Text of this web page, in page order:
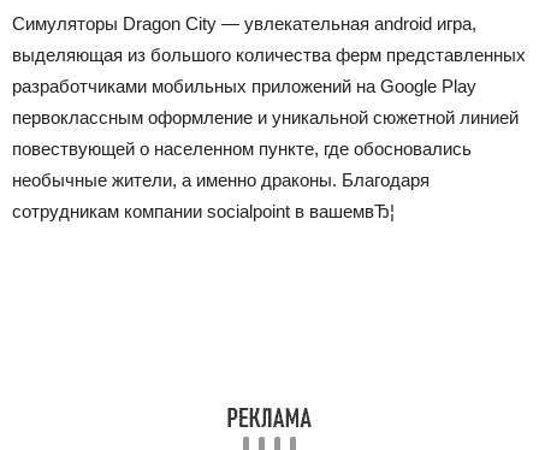
Симуляторы Dragon City — увлекательная android игра,
выделяющая из большого количества ферм представленных
разработчиками мобильных приложений на Google Play
первоклассным оформление и уникальной сюжетной линией
повествующей о населенном пункте, где обосновались
необычные жители, а именно драконы. Благодаря
сотрудникам компании socialpoint в вашемвЂ¦